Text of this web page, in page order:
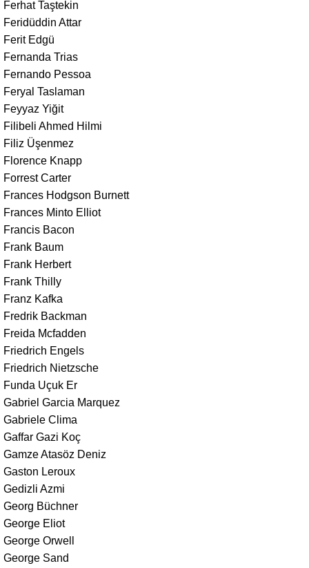
Ferhat Taştekin
Feridüddin Attar
Ferit Edgü
Fernanda Trias
Fernando Pessoa
Feryal Taslaman
Feyyaz Yiğit
Filibeli Ahmed Hilmi
Filiz Üşenmez
Florence Knapp
Forrest Carter
Frances Hodgson Burnett
Frances Minto Elliot
Francis Bacon
Frank Baum
Frank Herbert
Frank Thilly
Franz Kafka
Fredrik Backman
Freida Mcfadden
Friedrich Engels
Friedrich Nietzsche
Funda Uçuk Er
Gabriel Garcia Marquez
Gabriele Clima
Gaffar Gazi Koç
Gamze Atasöz Deniz
Gaston Leroux
Gedizli Azmi
Georg Büchner
George Eliot
George Orwell
George Sand